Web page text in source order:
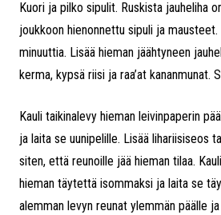
Kuori ja pilko sipulit. Ruskista jauheliha
joukkoon hienonnettu sipuli ja
minuuttia. Lisää hieman jäähtyneen
kerma, kypsä riisi ja raa’at kananmunat.
Kauli taikinalevy hieman leivinpaperin
ja laita se uunipelille. Lisää lihariisiseos
siten, että reunoille jää hieman tilaa.
hieman täytettä isommaksi ja laita se
alemman levyn reunat ylemmän päälle